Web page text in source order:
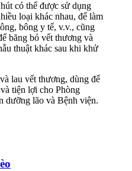
có thể được sử dụng
loại khác nhau, để làm
bông y tế, v.v., cũng
băng bó vết thương và
thuật khác sau khi khử
lau vết thương, dùng để
tiện lợi cho Phòng
dưỡng lão và Bệnh viện.